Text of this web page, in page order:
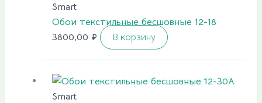
Smart
Обои текстильные бесшовные 12-18
3800,00 ₽ В корзину
Smart